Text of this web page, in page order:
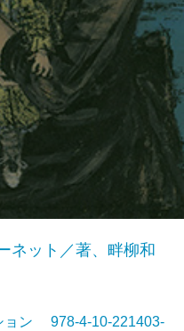
ネット／著、畔柳和
ョン 978-4-10-221403-